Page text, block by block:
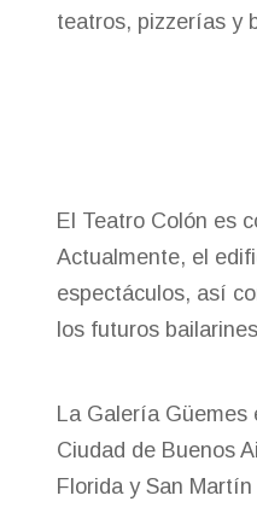
teatros, pizzerías y
El Teatro Colón es
Actualmente, el
espectáculos, así
los futuros
La Galería Güemes
Ciudad de Buenos
Florida y San